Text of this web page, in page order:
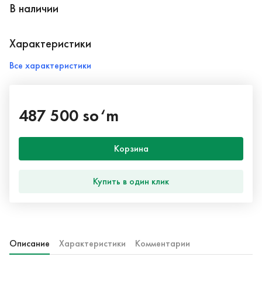
В наличии
Характеристики
Все характеристики
487 500 so‘m
Корзина
Купить в один клик
Описание Характеристики Комментарии